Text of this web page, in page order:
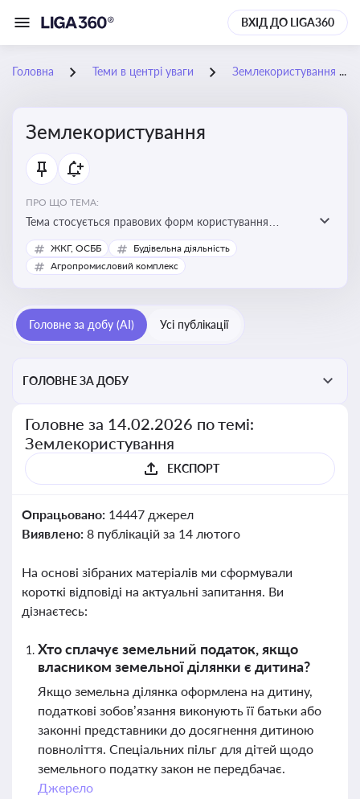
ВХІД ДО LIGA360
Головна Теми в центрі уваги Землекористування
Землекористування
ПРО ЩО ТЕМА:
Тема стосується правових форм користування
землею, зокрема умов доступу, володіння та
користування земельними ділянками різних форм
ЖКГ, ОСББ
Будівельна діяльність
Агропромисловий комплекс
Головне за добу (AI) Усі публікації
ГОЛОВНЕ ЗА ДОБУ
Головне за 14.02.2026 по темі:
Землекористування
ЕКСПОРТ
Опрацьовано: 14447 джерел
Виявлено: 8 публікацій за 14 лютого
На основі зібраних матеріалів ми сформували
короткі відповіді на актуальні запитання. Ви
дізнаєтесь:
Хто сплачує земельний податок, якщо
власником земельної ділянки є дитина?
Якщо земельна ділянка оформлена на дитину,
податкові зобов’язання виконують її батьки або
законні представники до досягнення дитиною
повноліття. Спеціальних пільг для дітей щодо
земельного податку закон не передбачає.
Джерело